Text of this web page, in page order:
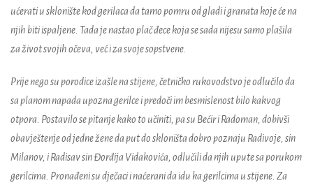
ućerati u sklonište kod gerilaca da tamo pomru od gladi i granata koje će na
njih biti ispaljene. Tada je nastao plač đece koja se sada nijesu samo plašila
za život svojih očeva, već i za svoje sopstvene.
Prije nego su porodice izašle na stijene, četničko rukovodstvo je odlučilo da
sa planom napada upozna gerilce i predoči im besmislenost bilo kakvog
otpora. Postavilo se pitanje kako to učiniti, pa su Bećir i Radoman, dobivši
obavještenje od jedne žene da put do skloništa dobro poznaju Radivoje, sin
Milanov, i Radisav sin Đorđija Vidakovića, odlučili da njih upute sa porukom
gerilcima. Pronađeni su dječaci i naćerani da idu ka gerilcima u stijene. Za